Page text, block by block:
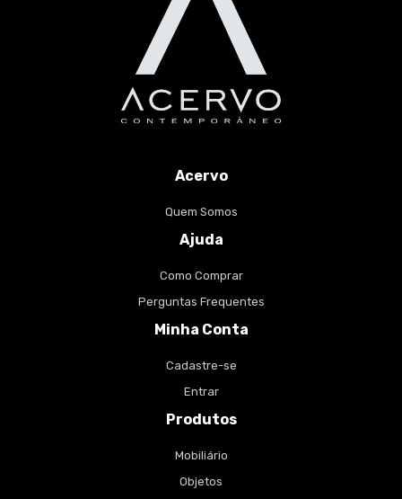
Acervo
Quem Somos
Ajuda
Como Comprar
Perguntas Frequentes
Minha Conta
Cadastre-se
Entrar
Produtos
Mobiliário
Objetos